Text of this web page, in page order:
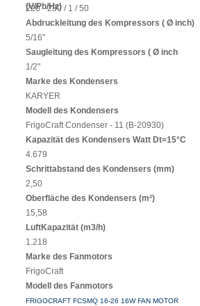
(V/Ph/Hz)
220 - 230 / 1 / 50
Abdruckleitung des Kompressors ( Ø inch)
5/16"
Saugleitung des Kompressors ( Ø inch
1/2"
Marke des Kondensers
KARYER
Modell des Kondensers
FrigoCraft Condenser - 11 (B-20930)
Kapazität des Kondensers Watt Dt=15°C
4.679
Schrittabstand des Kondensers (mm)
2,50
Oberfläche des Kondensers (m²)
15,58
LuftKapazität (m3/h)
1.218
Marke des Fanmotors
FrigoCraft
Modell des Fanmotors
FRIGOCRAFT FCSMQ 16-26 16W FAN MOTOR